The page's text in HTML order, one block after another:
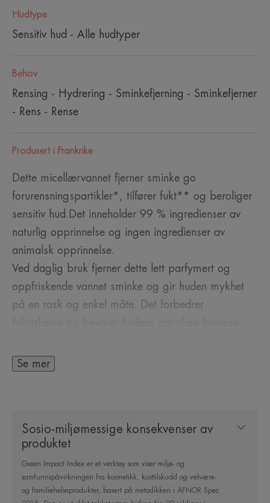
Hudtype
Sensitiv hud - Alle hudtyper
Behov
Rensing - Hydrering - Sminkefjerning - Sminkefjerner
- Rens - Rense
Produsert i Frankrike
Dette micellærvannet fjerner sminke go
forurensningspartikler*, tilfører fukt** og beroliger
sensitiv hud.Det inneholder 99 % ingredienser av
naturlig opprinnelse og ingen ingredienser av
animalsk opprinnelse.
Ved daglig bruk fjerner dette lett parfymert og
oppfriskende vannet sminke og gir huden mykhet
på en rask og enkel måte. Det forbedrer
trehalose, samt den høye konsentrasjonen av Avène
nøye dosert for å sikre både effekt og høy
toleranse***. Etterlater huden ren, myk, beroliget
og behagelig. Micellærvannet er også egnet for
kontaktlinsebrukere. Det øker hudens fuktighetsnivå
Se mer
Sosio-miljømessige konsekvenser av
produktet
Green Impact Index er et verktøy som viser miljø- og
samfunnspåvirkningen fra kosmetikk, kosttilskudd og velvære-
og familiehelseprodukter, basert på metodikken i AFNOR Spec